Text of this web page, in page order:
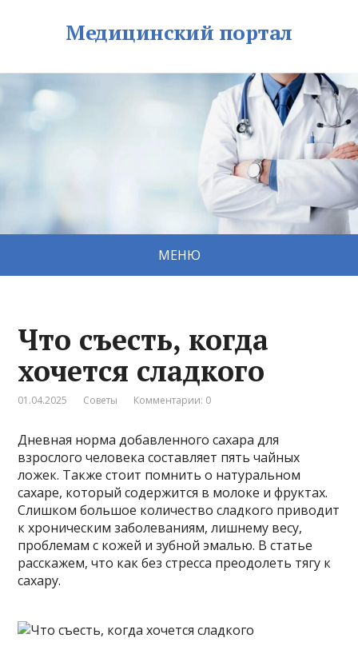
Медицинский портал
МЕНЮ
Что съесть, когда
хочется сладкого
01.04.2025 Советы Комментарии: 0
Дневная норма добавленного сахара для
взрослого человека составляет пять чайных
ложек. Также стоит помнить о натуральном
сахаре, который содержится в молоке и фруктах.
Слишком большое количество сладкого приводит
к хроническим заболеваниям, лишнему весу,
проблемам с кожей и зубной эмалью. В статье
расскажем, что как без стресса преодолеть тягу к
сахару.